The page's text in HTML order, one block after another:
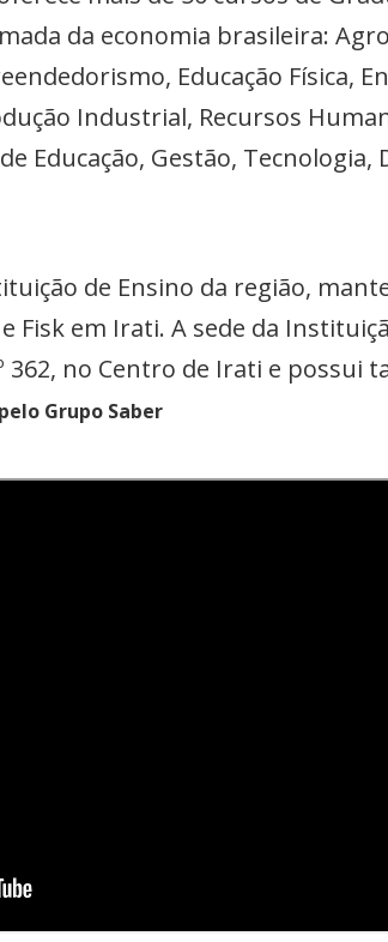
da economia brasileira:
Educação Física,
Industrial, Recursos
Educação, Gestão, Tecnologia,
de Ensino da região,
Fisk em Irati. A sede da
362, no Centro de Irati e possui
Grupo Saber